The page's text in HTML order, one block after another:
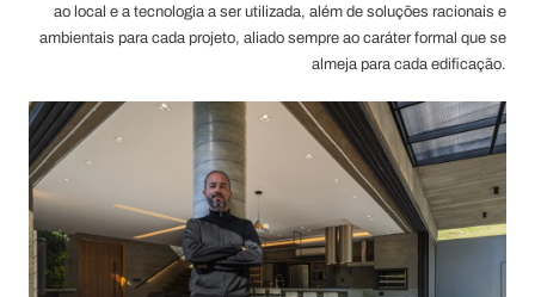
ao local e a tecnologia a ser utilizada, além de soluções racionais e
ambientais para cada projeto, aliado sempre ao caráter formal que se
almeja para cada edificação.